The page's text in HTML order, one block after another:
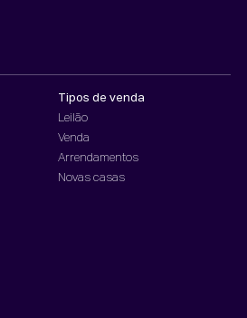
Tipos de venda
Leilão
Venda
Arrendamentos
Novas casas